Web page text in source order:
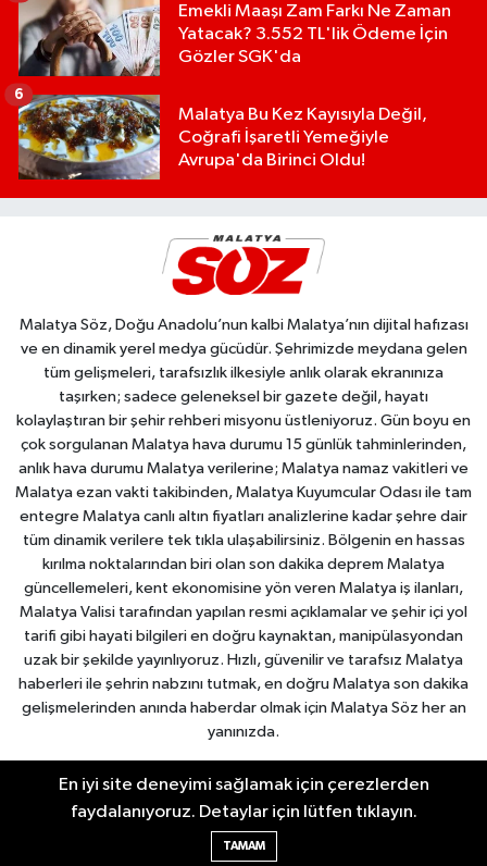
Emekli Maaşı Zam Farkı Ne Zaman
Yatacak? 3.552 TL'lik Ödeme İçin
Gözler SGK'da
Malatya Bu Kez Kayısıyla Değil,
Coğrafi İşaretli Yemeğiyle
Avrupa'da Birinci Oldu!
6
Malatya Söz, Doğu Anadolu’nun kalbi Malatya’nın dijital hafızası
ve en dinamik yerel medya gücüdür. Şehrimizde meydana gelen
tüm gelişmeleri, tarafsızlık ilkesiyle anlık olarak ekranınıza
taşırken; sadece geleneksel bir gazete değil, hayatı
kolaylaştıran bir şehir rehberi misyonu üstleniyoruz. Gün boyu en
çok sorgulanan Malatya hava durumu 15 günlük tahminlerinden,
anlık hava durumu Malatya verilerine; Malatya namaz vakitleri ve
Malatya ezan vakti takibinden, Malatya Kuyumcular Odası ile tam
entegre Malatya canlı altın fiyatları analizlerine kadar şehre dair
tüm dinamik verilere tek tıkla ulaşabilirsiniz. Bölgenin en hassas
kırılma noktalarından biri olan son dakika deprem Malatya
güncellemeleri, kent ekonomisine yön veren Malatya iş ilanları,
Malatya Valisi tarafından yapılan resmi açıklamalar ve şehir içi yol
tarifi gibi hayati bilgileri en doğru kaynaktan, manipülasyondan
uzak bir şekilde yayınlıyoruz. Hızlı, güvenilir ve tarafsız Malatya
haberleri ile şehrin nabzını tutmak, en doğru Malatya son dakika
gelişmelerinden anında haberdar olmak için Malatya Söz her an
yanınızda.
Malatya Nöbetçi Eczaneler
Malatya Hava Durumu
En iyi site deneyimi sağlamak için çerezlerden
faydalanıyoruz. Detaylar için lütfen tıklayın.
TAMAM